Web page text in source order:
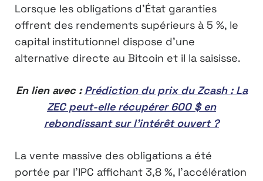
Lorsque les obligations d’État garanties
offrent des rendements supérieurs à 5 %, le
capital institutionnel dispose d’une
alternative directe au Bitcoin et il la saisisse.
En lien avec :Prédiction du prix du Zcash : La
ZEC peut-elle récupérer 600 $ en
rebondissant sur l’intérêt ouvert ?
La vente massive des obligations a été
portée par l’IPC affichant 3,8 %, l’accélération